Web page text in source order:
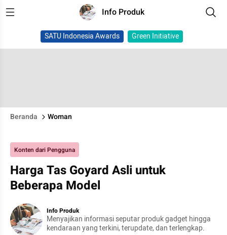
Info Produk
SATU Indonesia Awards Green Initiative
Beranda Woman
Konten dari Pengguna
Harga Tas Goyard Asli untuk
Beberapa Model
Info Produk
Menyajikan informasi seputar produk gadget hingga
kendaraan yang terkini, terupdate, dan terlengkap.